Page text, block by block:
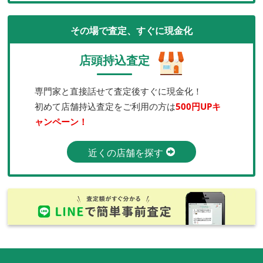
その場で査定、すぐに現金化
店頭持込査定
専門家と直接話せて査定後すぐに現金化！
初めて店舗持込査定をご利用の方は500円UPキ
ャンペーン！
近くの店舗を探す